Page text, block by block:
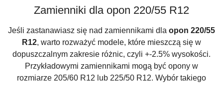
Zamienniki dla opon 220/55 R12
Jeśli zastanawiasz się nad zamiennikami dla opon 220/55
R12, warto rozważyć modele, które mieszczą się w
dopuszczalnym zakresie różnic, czyli +-2.5% wysokości.
Przykładowymi zamiennikami mogą być opony w
rozmiarze 205/60 R12 lub 225/50 R12. Wybór takiego